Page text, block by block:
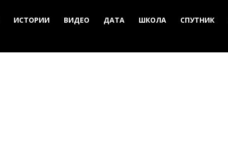
ИСТОРИИ ВИДЕО ДАТА ШКОЛА СПУТНИК